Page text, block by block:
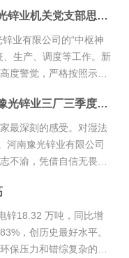
· “四个注重”夯实党建基础——豫光锌业机关党支部思想政治工作综述
业有限公司的“中枢神
、生产、调度等工作。新
度警觉，严格按照示范
· “双轮驱动”迎来“双丰收”——记豫光锌业三厂三季度工作
最深刻的感受。对湿法
河南豫光锌业有限公司
不渝，凭借自信无畏和
锌18.32 万吨，同比增
，创历史最好水平。
压力和错综复杂的国